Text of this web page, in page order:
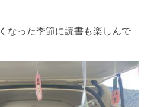
なった季節に読書も楽しんで